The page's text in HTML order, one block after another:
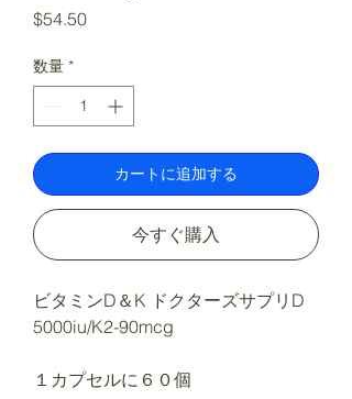
$54.50価
数量 *
カートに追加する
今すぐ購入
ビタミンD＆K ドクターズサプリD
5000iu/K2-90mcg
１カプセルに６０個